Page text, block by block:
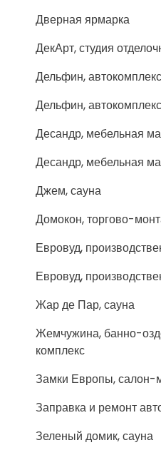
Дверная ярмарка
ДекАрт, студия
Дельфин, автокомплекс
Дельфин, автокомплекс
Десандр, мебельная
Десандр, мебельная
Джем, сауна
Домокон, торгово-
Евровуд,
Евровуд,
Жар де Пар, сауна
Жемчужина, банно-
комплекс
Замки Европы, салон-
Заправка и ремонт
Зеленый домик, сауна